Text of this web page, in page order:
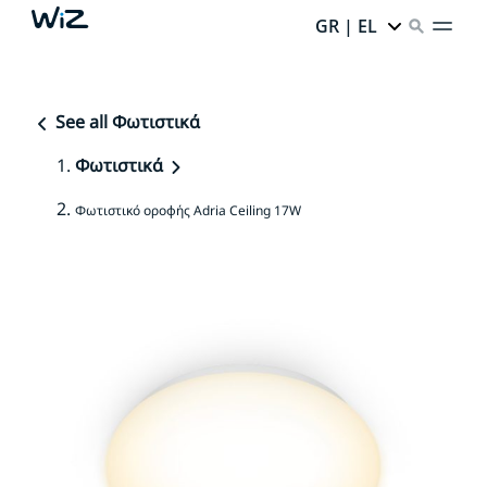
GR | EL
See all Φωτιστικά
Φωτιστικά
Φωτιστικό οροφής Adria Ceiling 17W